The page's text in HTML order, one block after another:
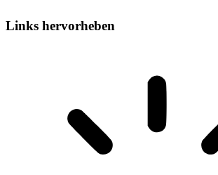
Links hervorheben